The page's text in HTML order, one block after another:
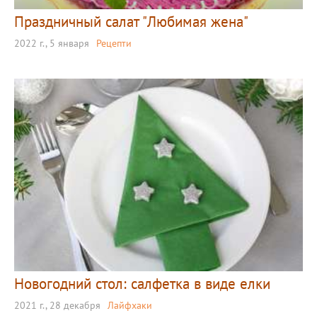
Праздничный салат "Любимая жена"
2022 г., 5 января Рецепти
Новогодний стол: салфетка в виде елки
2021 г., 28 декабря Лайфхаки